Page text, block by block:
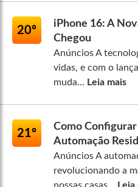
20º
iPhone 16: A
Chegou
Anúncios A
vidas, e com o
muda... Leia mais
21º
Como
Automação
Anúncios A
revolucionando a